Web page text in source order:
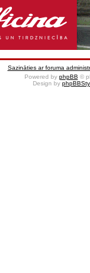
Sazināties ar foruma
Powered by phpBB ©
Design by